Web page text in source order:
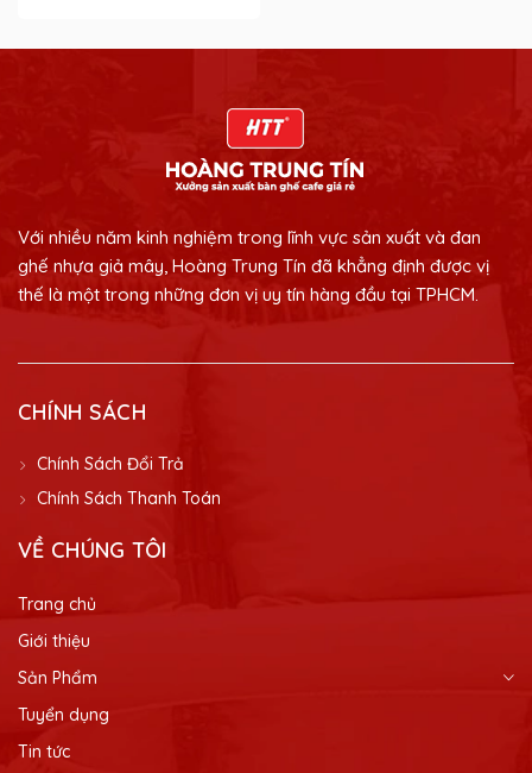
Với nhiều năm kinh nghiệm trong lĩnh vực sản xuất và đan
ghế nhựa giả mây, Hoàng Trung Tín đã khẳng định được vị
thế là một trong những đơn vị uy tín hàng đầu tại TPHCM.
CHÍNH SÁCH
Chính Sách Đổi Trả
Chính Sách Thanh Toán
VỀ CHÚNG TÔI
Trang chủ
Giới thiệu
Sản Phẩm
Tuyển dụng
Tin tức